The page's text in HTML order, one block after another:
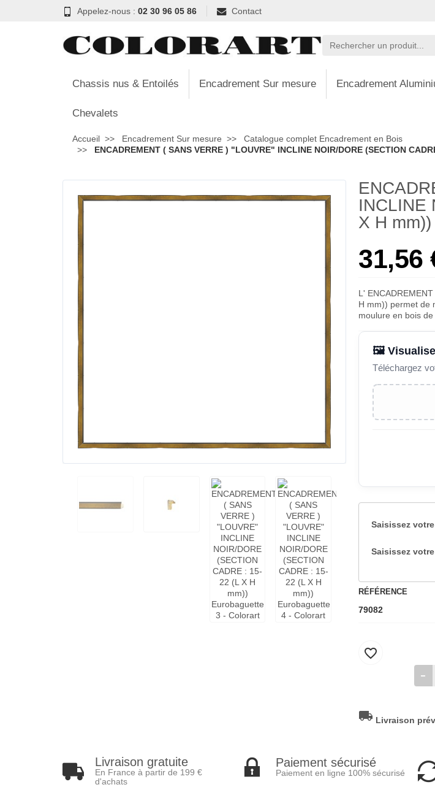
Appelez-nous : 02 30 96 05 86 Contact
Chassis nus & Entoilés Encadrement Sur mesure Encadrement
Chevalets
Accueil Encadrement Sur mesure
Catalogue complet Encadrement en Bois
ENCADREMENT ( SANS VERRE ) "LOUVRE" INCLINE NOIR/DORE (SECTION
INCLINE
X H mm))
31,56
L'
H mm)) permet de
moulure en bois
🖼️
Téléchargez
Saisissez votre
Saisissez votre
RÉFÉRENCE
79082
favorite_border
local_shipping Livraison
Livraison gratuite
En France à partir de 199 €
d'achats
Paiement sécurisé
Paiement en ligne 100% sécurisé